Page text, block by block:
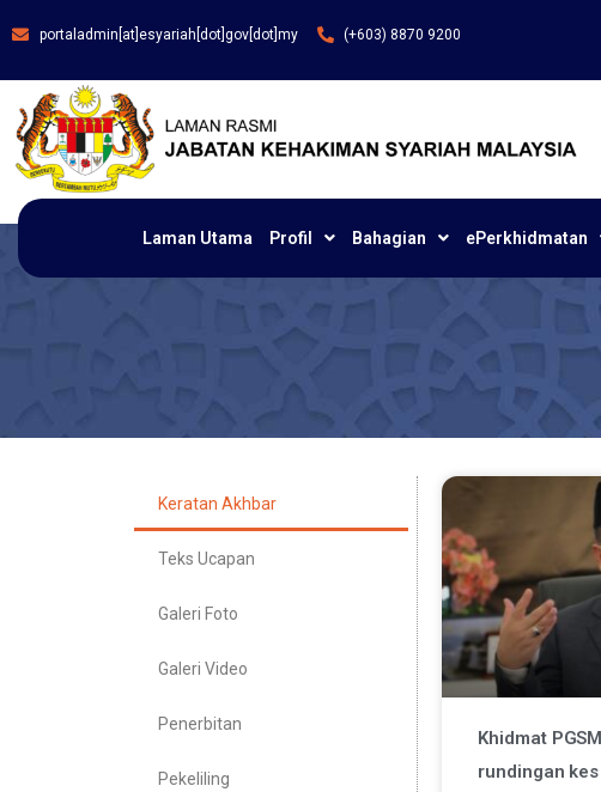
portaladmin[at]esyariah[dot]gov[dot]my (+603) 8870 9200
Laman Utama Profil Bahagian ePerkhidmatan
Keratan Akhbar
Teks Ucapan
Galeri Foto
Galeri Video
Penerbitan
Pekeliling
Khidmat
rundingan